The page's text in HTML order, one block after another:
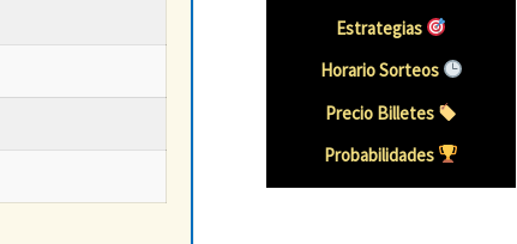
Estrategias
Horario Sorteos
Precio Billetes
Probabilidades